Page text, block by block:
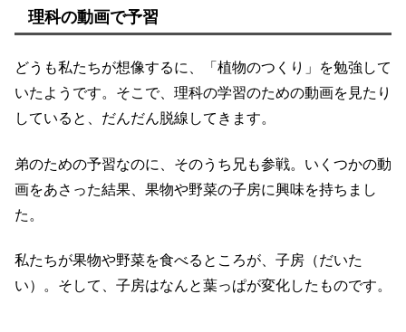
理科の動画で予習
どうも私たちが想像するに、「植物のつくり」を勉強して
いたようです。そこで、理科の学習のための動画を見たり
していると、だんだん脱線してきます。
弟のための予習なのに、そのうち兄も参戦。いくつかの動
画をあさった結果、果物や野菜の子房に興味を持ちまし
た。
私たちが果物や野菜を食べるところが、子房（だいた
い）。そして、子房はなんと葉っぱが変化したものです。